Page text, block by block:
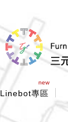
new
Linebot專區